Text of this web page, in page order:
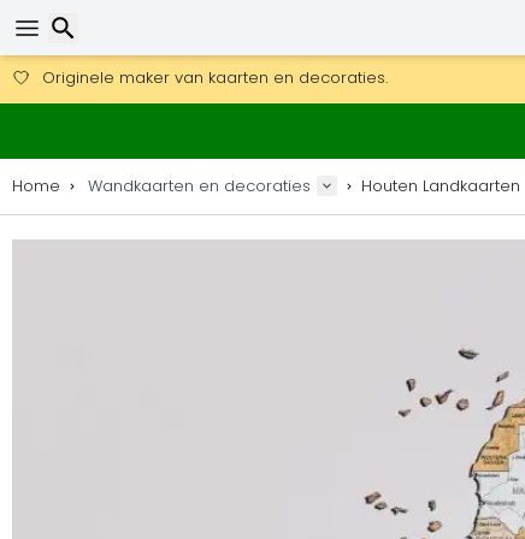
Gratis verzending bij bestellingen boven 169 €.
DHL Express is ook beschikbaar.
Home Wandkaarten en decoraties Houten Landkaarten